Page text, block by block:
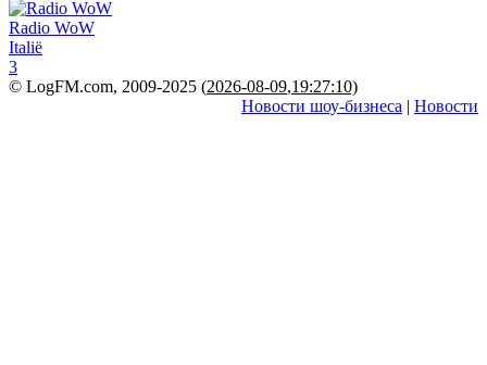
Radio WoW
Italië
3
© LogFM.com, 2009-2025 (2026-08-09,19:27:10)
Новости шоу-бизнеса | Новости